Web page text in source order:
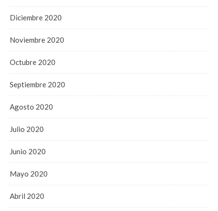
Diciembre 2020
Noviembre 2020
Octubre 2020
Septiembre 2020
Agosto 2020
Julio 2020
Junio 2020
Mayo 2020
Abril 2020